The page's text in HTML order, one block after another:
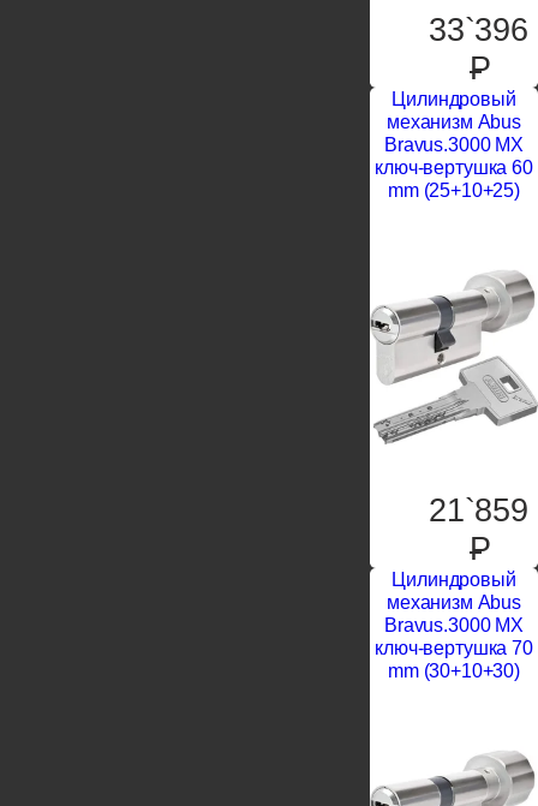
33`396
P
Цилиндровый
механизм Abus
Bravus.3000 MX
ключ-вертушка 60
mm (25+10+25)
21`859
P
Цилиндровый
механизм Abus
Bravus.3000 MX
ключ-вертушка 70
mm (30+10+30)